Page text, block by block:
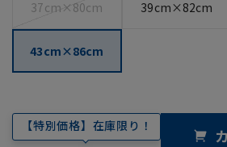
37cm×80cm 39cm×82cm
43cm×86cm
【特別価格】在庫限り！